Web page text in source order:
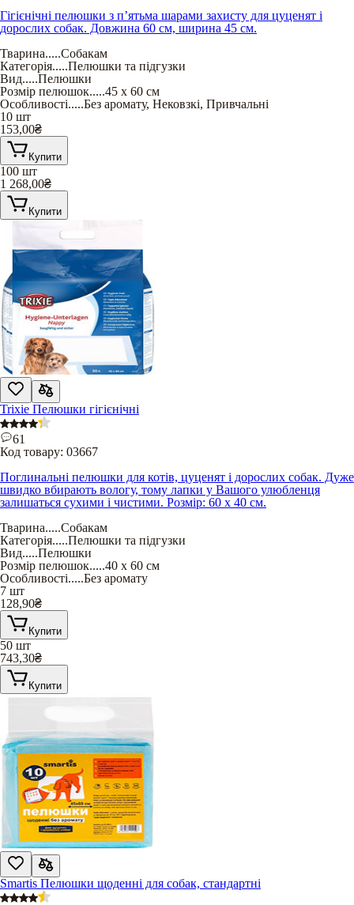
Гігієнічні пелюшки з п’ятьма шарами захисту для цуценят і
дорослих собак. Довжина 60 см, ширина 45 см.
Тварина.....Собакам
Категорія.....Пелюшки та підгузки
Вид.....Пелюшки
Розмір пелюшок.....45 х 60 см
Особливості.....Без аромату, Нековзкі, Привчальні
10 шт
153,00₴
Купити
100 шт
1 268,00₴
Купити
Trixie Пелюшки гігієнічні
61
Код товару: 03667
Поглинальні пелюшки для котів, цуценят і дорослих собак. Дуже
швидко вбирають вологу, тому лапки у Вашого улюбленця
залишаться сухими і чистими. Розмір: 60 х 40 см.
Тварина.....Собакам
Категорія.....Пелюшки та підгузки
Вид.....Пелюшки
Розмір пелюшок.....40 х 60 см
Особливості.....Без аромату
7 шт
128,90₴
Купити
50 шт
743,30₴
Купити
Smartis Пелюшки щоденні для собак, стандартні